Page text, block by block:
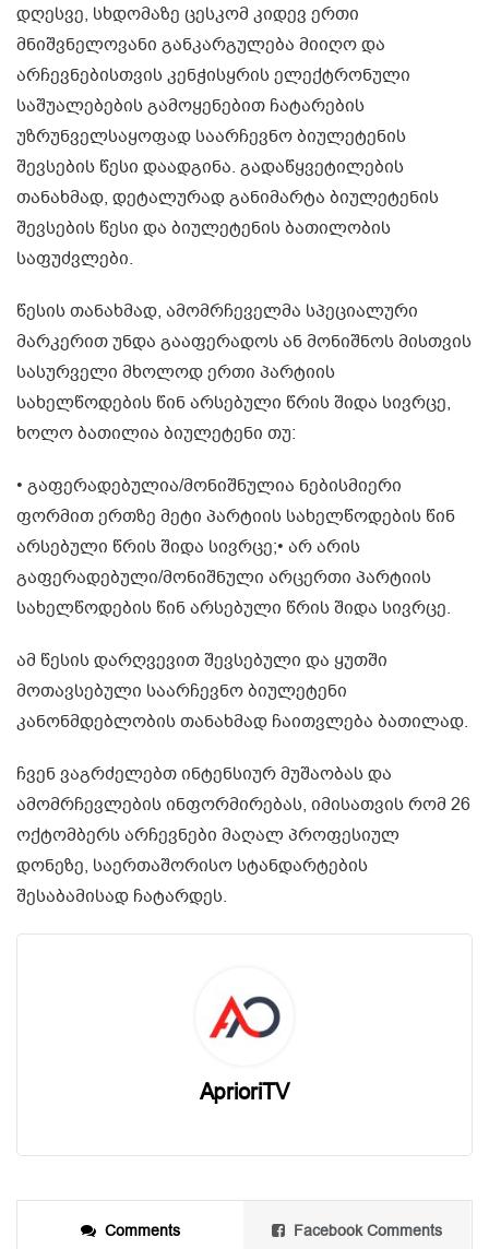
დღესვე, სხდომაზე ცესკომ კიდევ ერთი
მნიშვნელოვანი განკარგულება მიიღო და
არჩევნებისთვის კენჭისყრის ელექტრონული
საშუალებების გამოყენებით ჩატარების
უზრუნველსაყოფად საარჩევნო ბიულეტენის
შევსების წესი დაადგინა. გადაწყვეტილების
თანახმად, დეტალურად განიმარტა ბიულეტენის
შევსების წესი და ბიულეტენის ბათილობის
საფუძვლები.
წესის თანახმად, ამომრჩეველმა სპეციალური
მარკერით უნდა გააფერადოს ან მონიშნოს მისთვის
სასურველი მხოლოდ ერთი პარტიის
სახელწოდების წინ არსებული წრის შიდა სივრცე,
ხოლო ბათილია ბიულეტენი თუ:
• გაფერადებულია/მონიშნულია ნებისმიერი
ფორმით ერთზე მეტი პარტიის სახელწოდების წინ
არსებული წრის შიდა სივრცე;• არ არის
გაფერადებული/მონიშნული არცერთი პარტიის
სახელწოდების წინ არსებული წრის შიდა სივრცე.
ამ წესის დარღვევით შევსებული და ყუთში
მოთავსებული საარჩევნო ბიულეტენი
კანონმდებლობის თანახმად ჩაითვლება ბათილად.
ჩვენ ვაგრძელებთ ინტენსიურ მუშაობას და
ამომრჩევლების ინფორმირებას, იმისათვის რომ 26
ოქტომბერს არჩევნები მაღალ პროფესიულ
დონეზე, საერთაშორისო სტანდარტების
შესაბამისად ჩატარდეს.
AprioriTV
Comments Facebook Comments